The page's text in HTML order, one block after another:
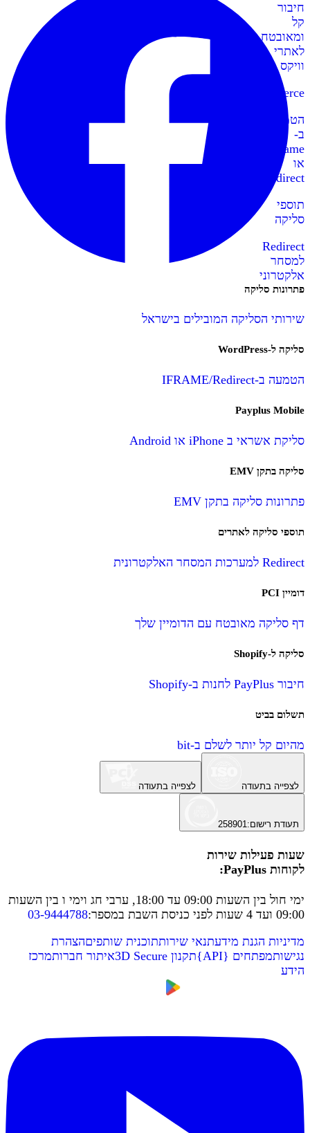
חיבור
קל
ומאובטח
לאתרי
וויקס
WooCommerce
הטמעה
ב-
IFrame
או
Redirect
תוספי
סליקה
Redirect
למסחר
אלקטרוני
פתרונות סליקה
שירותי הסליקה המובילים בישראל
סליקה ל-WordPress
הטמעה ב-IFRAME/Redirect
Payplus Mobile
סליקת אשראי ב iPhone או Android
סליקה בתקן EMV
פתרונות סליקה בתקן EMV
תוספי סליקה לאתרים
Redirect למערכות המסחר האלקטרונית
דומיין PCI
דף סליקה מאובטח עם הדומיין שלך
סליקה ל-Shopify
חיבור PayPlus לחנות ב-Shopify
תשלום בביט
מהיום קל יותר לשלם ב-bit
לצפייה בתעודה לצפייה בתעודה
תעודת רישום:
258901
שעות פעילות שירות
לקוחות PayPlus:
ימי חול בין השעות 09:00 עד 18:00, ערבי חג וימי ו בין השעות
09:00 ועד 4 שעות לפני כניסת השבת במספר
:
03-9444788
מדיניות הגנת מידעתנאי שירותתוכנית שותפיםהצהרת
נגישותמפתחים {
API
}תקנון 3D Secure איתור חברותמרכז
הידע